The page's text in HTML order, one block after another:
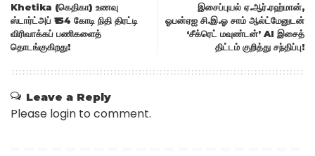
Khetika (கெதிகா) உணவு
ஸ்டார்ட்அப் ₹154 கோடி நிதி திரட்டி
விரிவாக்கப் பணிகளைத்
தொடங்குகிறது!
இசைப்புயல் ஏ.ஆர்.ரஹ்மான்,
ஓபன்ஏஐ சி.இ.ஓ சாம் ஆல்ட்மேனுடன்
‘சீக்ரெட் மவுண்டன்’ AI இசைத்
திட்டம் குறித்து சந்திப்பு!
Leave a Reply
Please login to comment.